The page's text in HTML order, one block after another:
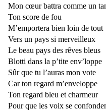
Mon cœur battra comme un
Ton score de fou
M’emportera bien loin de tout
Vers un pays si merveilleux
Le beau pays des rêves bleus
Blotti dans la p’tite env’loppe
Sûr que tu l’auras mon vote
Car ton regard m’enveloppe
Ton regard bleu et charmeur
Pour que les voix se